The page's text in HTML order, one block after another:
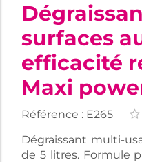
surfaces
efficacité
Maxi
Référence : E265
Dégraissant multi-
de 5 litres. Formule